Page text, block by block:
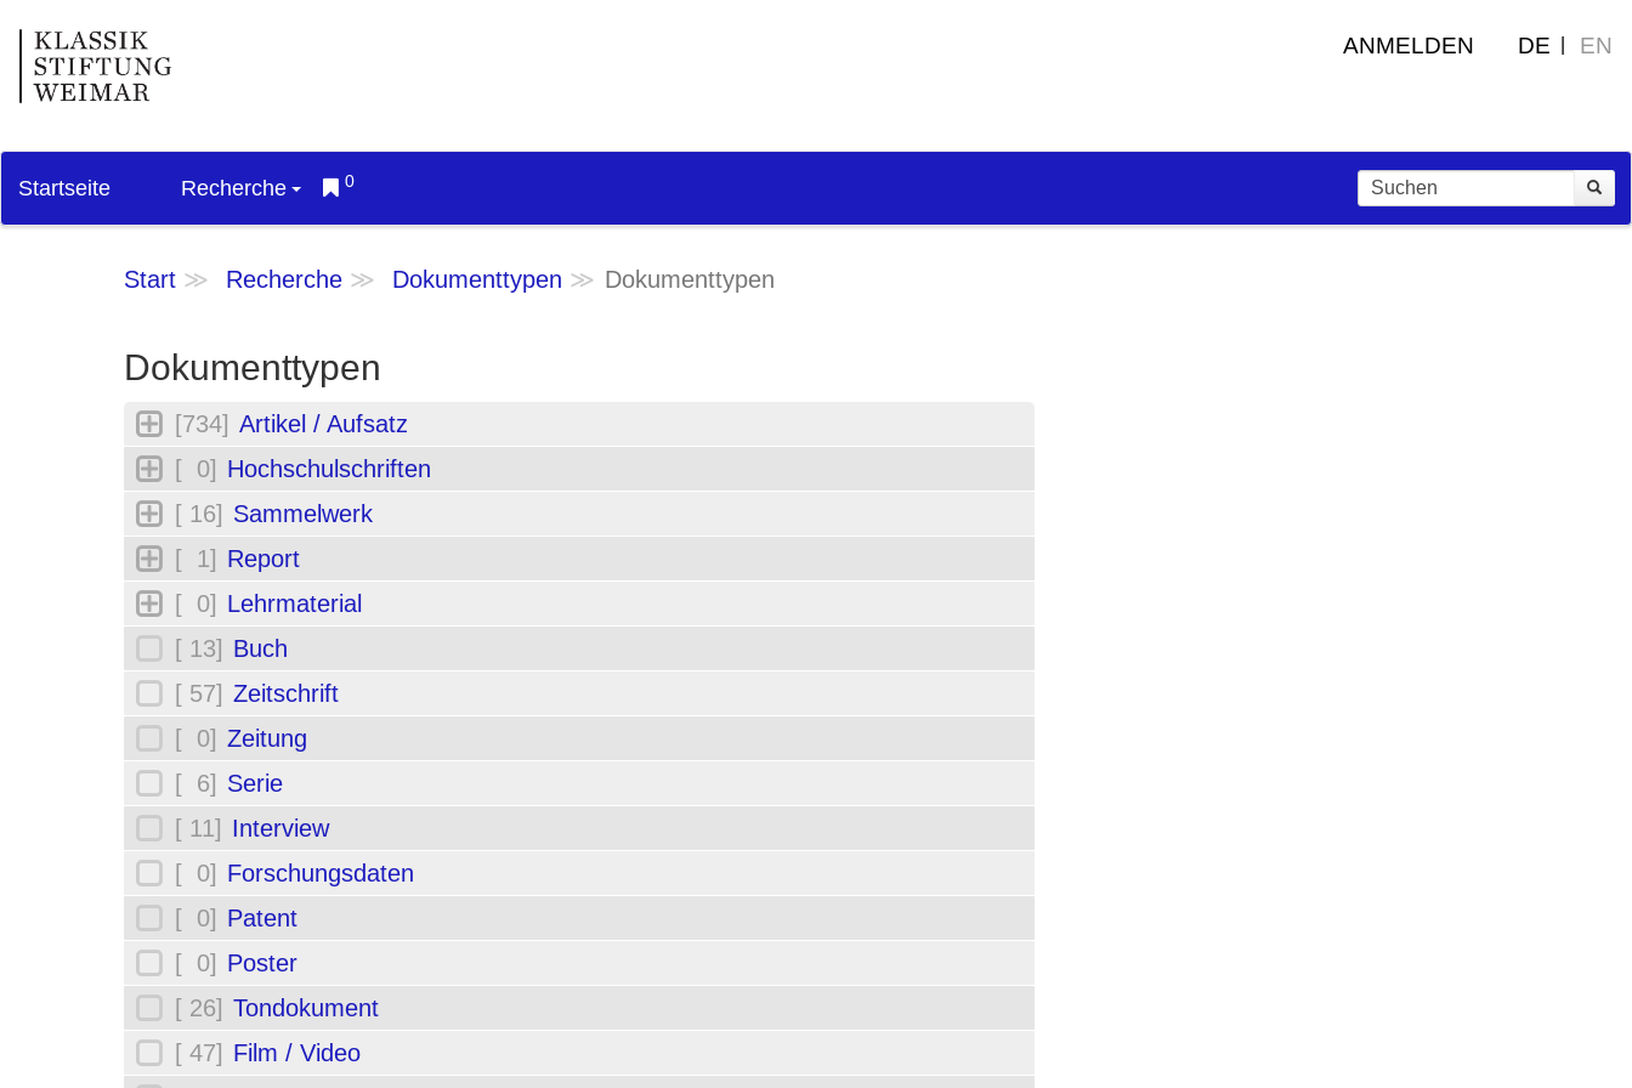
ANMELDEN DE EN
Startseite Recherche 0
Start Recherche Dokumenttypen Dokumenttypen
Dokumenttypen
[734] Artikel / Aufsatz
[ 0] Hochschulschriften
[ 16] Sammelwerk
[ 1] Report
[ 0] Lehrmaterial
[ 13] Buch
[ 57] Zeitschrift
[ 0] Zeitung
[ 6] Serie
[ 11] Interview
[ 0] Forschungsdaten
[ 0] Patent
[ 0] Poster
[ 26] Tondokument
[ 47] Film / Video